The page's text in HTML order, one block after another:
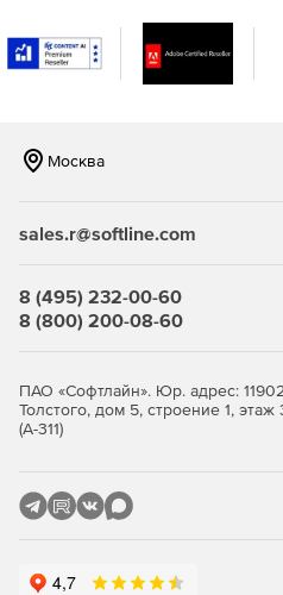
программными агентами RSA
RSA Authentication Manager
инфраструктуру
web-приложений,
Москва
sales.r@softline.com
8 (495) 232-00-60
8 (800) 200-08-60
ПАО «Софтлайн». Юр. адрес:
Толстого, дом 5, строение 1,
(А-311)